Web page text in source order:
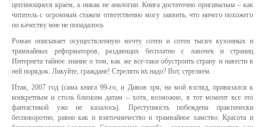
цепляющиеся краем, а никак не аналогии. Книга достаточно оригинальна – как
читатель с огромным стажем ответственно могу заявить, что ничего похожего
по качеству мне не попадалось.
Роман описывает осуществленную мечту сотен и сотен тысяч кухонных и
трамвайных реформаторов, раздающих бесплатно с лавочек и страниц
Интернета тайное знание о том, как же все-таки обустроить страну и навести в
ней порядок. Ликуйте, граждане! Стрелять их надо? Вот, стреляем.
Итак, 2007 год (сама книга 99-го, и Дивов зря, на мой взгляд, привязался к
конкретным и столь близким датам – хотя, возможно, в тот момент все это
фантастикой уже не казалось). Преступность побеждена практически
бесповоротно, равно как и взяточничество и трамвайное хамство. Красота и